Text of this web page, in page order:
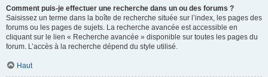
Comment puis-je effectuer une recherche dans un ou des forums ?
Saisissez un terme dans la boîte de recherche située sur l’index, les pages des
forums ou les pages de sujets. La recherche avancée est accessible en
cliquant sur le lien « Recherche avancée » disponible sur toutes les pages du
forum. L’accès à la recherche dépend du style utilisé.
Haut